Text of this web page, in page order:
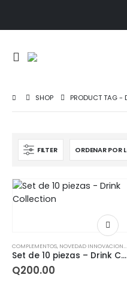
SHOP PRODUCT TAG -
FILTER
COMPLEMENTOS, NOVEDAD INNOVACIONES
Set de 10 piezas – Drink Collection
Q200.00